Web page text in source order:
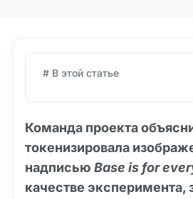
# В этой статье
Команда проекта
токенизировала
надписью Base is for
качестве эксперимента,